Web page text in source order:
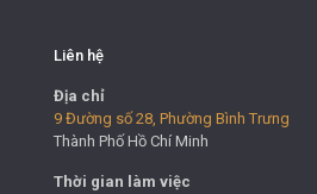
Liên hệ
Địa chỉ
9 Đường số 28, Phường Bình Trưng
Thành Phố Hồ Chí Minh
Thời gian làm việc